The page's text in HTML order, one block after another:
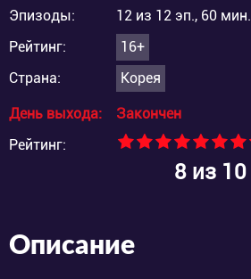
Эпизоды:
12 из 12 эп., 60 мин.
Рейтинг:
16+
Страна:
Корея
День выхода:
Закончен
Рейтинг:
8из 10
Описание